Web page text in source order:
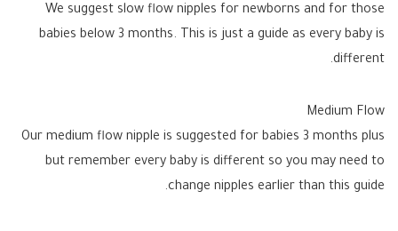
We suggest slow flow nipples for newborns and for those
babies below 3 months. This is just a guide as every baby is
different.
Medium Flow
Our medium flow nipple is suggested for babies 3 months plus
but remember every baby is different so you may need to
change nipples earlier than this guide.